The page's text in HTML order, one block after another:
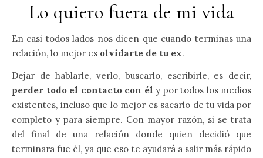
Lo quiero fuera de mi vida
En casi todos lados nos dicen que cuando terminas una
relación, lo mejor es olvidarte de tu ex.
Dejar de hablarle, verlo, buscarlo, escribirle, es decir,
perder todo el contacto con él y por todos los medios
existentes, incluso que lo mejor es sacarlo de tu vida por
completo y para siempre. Con mayor razón, si se trata
del final de una relación donde quien decidió que
terminara fue él, ya que eso te ayudará a salir más rápido